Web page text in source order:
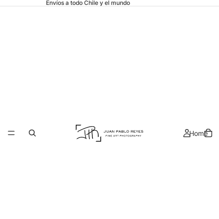
Envíos a todo Chile y el mundo
Home